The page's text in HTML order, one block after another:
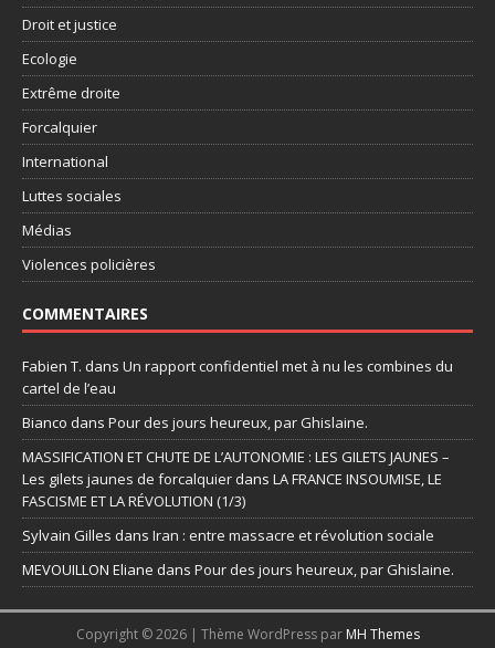
Droit et justice
Ecologie
Extrême droite
Forcalquier
International
Luttes sociales
Médias
Violences policières
COMMENTAIRES
Fabien T. dans Un rapport confidentiel met à nu les combines du
cartel de l’eau
Bianco dans Pour des jours heureux, par Ghislaine.
MASSIFICATION ET CHUTE DE L’AUTONOMIE : LES GILETS JAUNES –
Les gilets jaunes de forcalquier dans LA FRANCE INSOUMISE, LE
FASCISME ET LA RÉVOLUTION (1/3)
Sylvain Gilles dans Iran : entre massacre et révolution sociale
MEVOUILLON Eliane dans Pour des jours heureux, par Ghislaine.
Copyright © 2026 | Thème WordPress par MH Themes